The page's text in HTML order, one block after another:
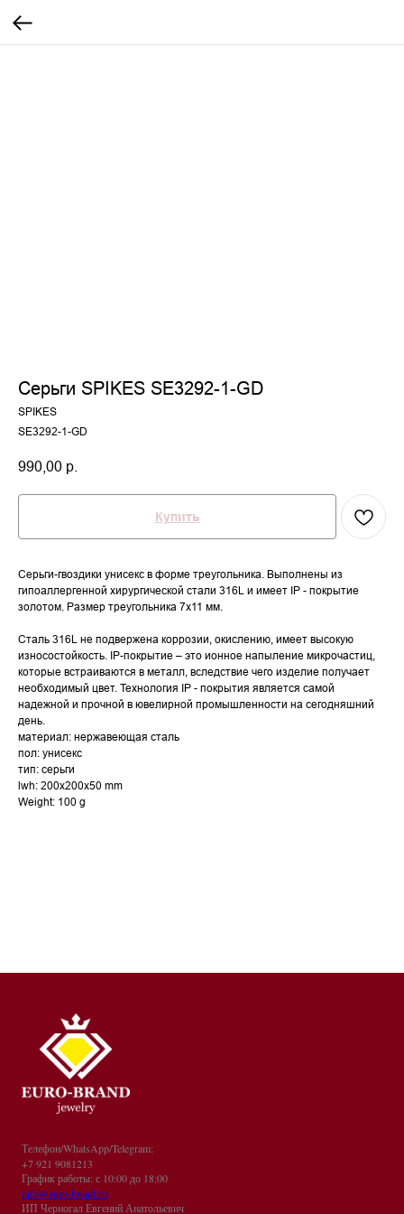
Серьги SPIKES SE3292-1-GD
SPIKES
SE3292-1-GD
990,00 р.
Купить
Серьги-гвоздики унисекс в форме треугольника. Выполнены из
гипоаллергенной хирургической стали 316L и имеет IP - покрытие
золотом. Размер треугольника 7х11 мм.
Сталь 316L не подвержена коррозии, окислению, имеет высокую
износостойкость. IP-покрытие – это ионное напыление микрочастиц,
которые встраиваются в металл, вследствие чего изделие получает
необходимый цвет. Технология IP - покрытия является самой
надежной и прочной в ювелирной промышленности на сегодняшний
день.
материал: нержавеющая сталь
пол: унисекс
тип: серьги
lwh: 200x200x50 mm
Weight: 100 g
Телефон/WhatsApp/Telegram:
+7 921 9081213
График работы: с 10:00 до 18:00
info@euro-brand.ru
ИП Черногал Евгений Анатольевич